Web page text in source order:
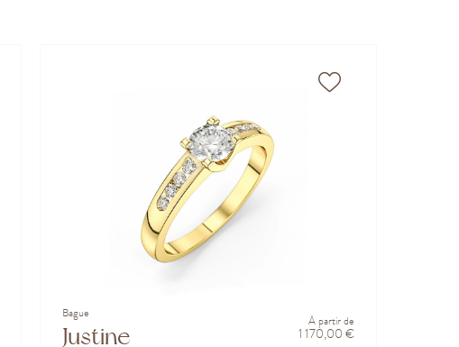
Bague
Justine
À partir de
1 170,00 €